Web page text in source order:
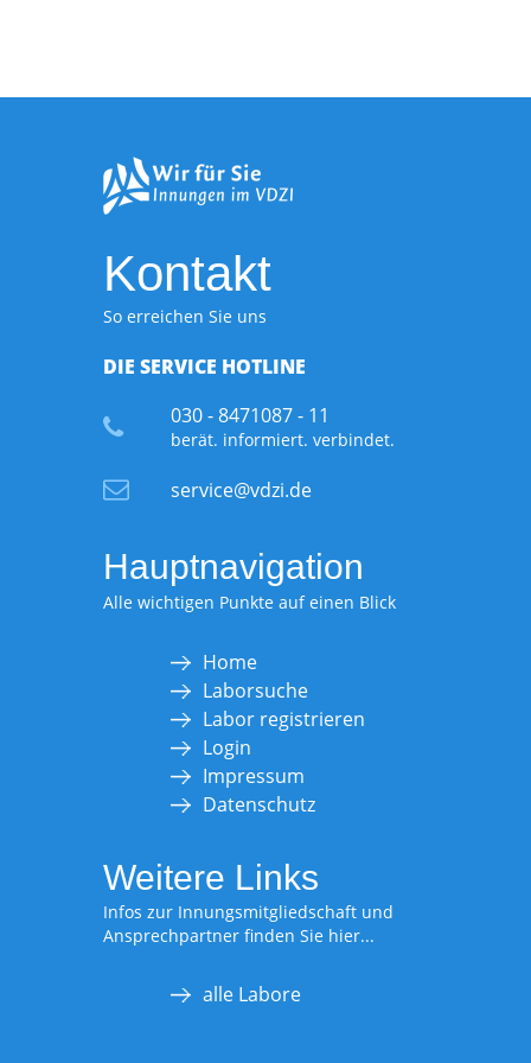
Kontakt
So erreichen Sie uns
DIE SERVICE HOTLINE
030 - 8471087 - 11
berät. informiert. verbindet.
service@vdzi.de
Hauptnavigation
Alle wichtigen Punkte auf einen Blick
Home
Laborsuche
Labor registrieren
Login
Impressum
Datenschutz
Weitere Links
Infos zur Innungsmitgliedschaft und
Ansprechpartner finden Sie hier...
alle Labore